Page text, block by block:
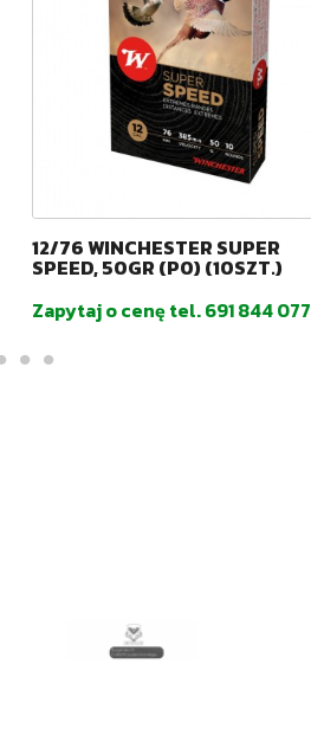
12/76 WINCHESTER SUPER
SPEED, 50GR (P0) (10SZT.)
Zapytaj o cenę tel. 691 844 077